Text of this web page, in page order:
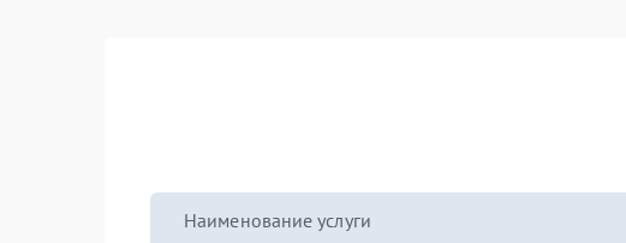
Наименование услуги